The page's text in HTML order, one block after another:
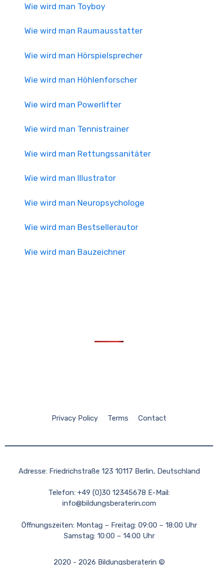
Wie wird man Toyboy
Wie wird man Raumausstatter
Wie wird man Hörspielsprecher
Wie wird man Höhlenforscher
Wie wird man Powerlifter
Wie wird man Tennistrainer
Wie wird man Rettungssanitäter
Wie wird man Illustrator
Wie wird man Neuropsychologe
Wie wird man Bestsellerautor
Wie wird man Bauzeichner
Privacy Policy Terms Contact
Adresse: Friedrichstraße 123 10117 Berlin, Deutschland
Telefon: +49 (0)30 12345678 E-Mail:
info@bildungsberaterin.com
Öffnungszeiten: Montag – Freitag: 09:00 – 18:00 Uhr
Samstag: 10:00 – 14:00 Uhr
2020 - 2026 Bildungsberaterin ©